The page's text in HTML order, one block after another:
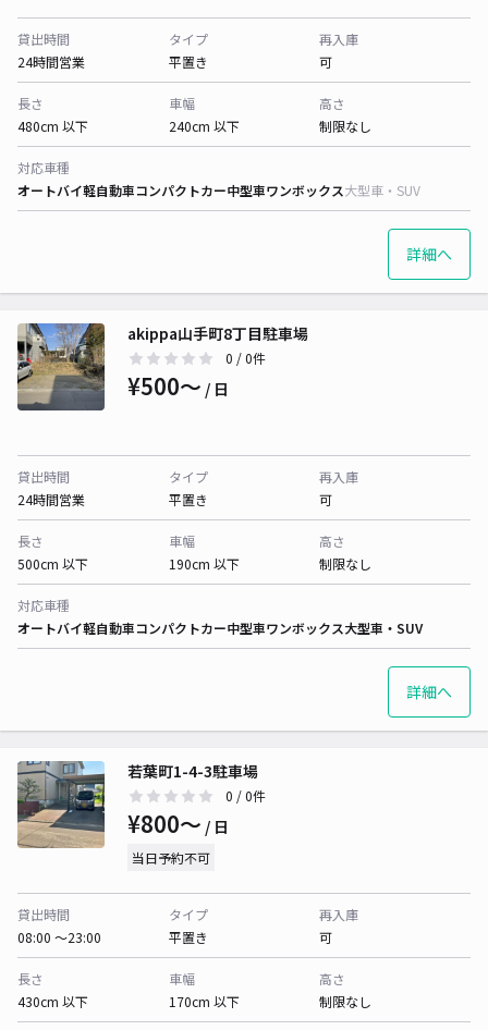
貸出時間
24時間営業
タイプ
平置き
再入庫
可
長さ
480cm 以下
車幅
240cm 以下
高さ
制限なし
対応車種
オートバイ軽自動車コンパクトカー中型車ワンボックス大型車・SUV
詳細へ
akippa山手町8丁目駐車場
0 / 0件
¥500〜 / 日
貸出時間
24時間営業
タイプ
平置き
再入庫
可
長さ
500cm 以下
車幅
190cm 以下
高さ
制限なし
対応車種
オートバイ軽自動車コンパクトカー中型車ワンボックス大型車・SUV
詳細へ
若葉町1-4-3駐車場
0 / 0件
¥800〜 / 日
当日予約不可
貸出時間
08:00 〜23:00
タイプ
平置き
再入庫
可
長さ
430cm 以下
車幅
170cm 以下
高さ
制限なし